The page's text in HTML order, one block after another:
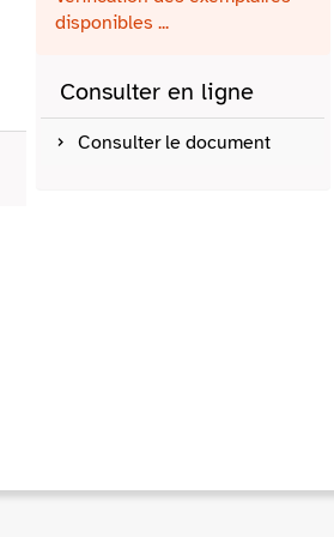
disponibles ...
Consulter en ligne
Consulter le document